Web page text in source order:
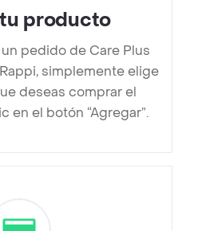
producto
pedido de Care Plus
simplemente elige
deseas comprar el
en el botón “Agregar”.